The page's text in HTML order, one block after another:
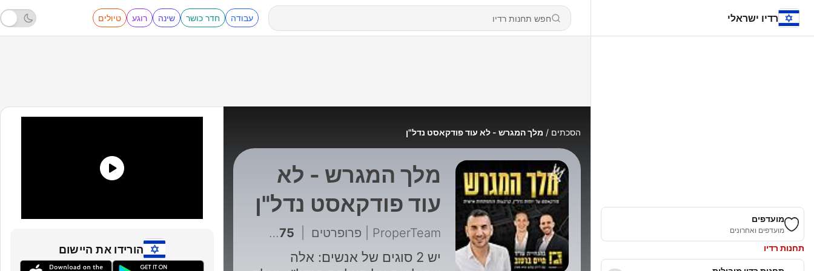
רדיו ישראלי עבודה חדר כושר שינה רוגע טיולים
מועדפים
מועדפים ואחרונים
תחנות רדיו
הסכתים מלך המגרש - לא עוד פודקאסט נדל"ן
מלך המגרש - לא
עוד פודקאסט נדל"ן
ProperTeam | פרופרטים 75 - פרק 73 - מהפקעה ועד פירוק שיתוף: המדריך לבעלי קרקע | גלעד המאירי
יש 2 סוגים של אנשים: אלה
הורידו את היישום